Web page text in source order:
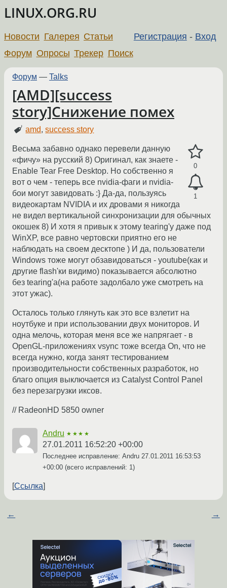
LINUX.ORG.RU
Регистрация - Вход
Новости Галерея Статьи
Форум Опросы Трекер Поиск
Форум — Talks
[AMD][success
story]Снижение помех
amd,success story
0
1
Весьма забавно однако перевели данную
«фичу» на русский 8) Оригинал, как знаете -
Enable Tear Free Desktop. Но собственно я
вот о чем - теперь все nvidia-фаги и nvidia-
бои могут завидовать :} Да-да, пользуясь
видеокартам NVIDIA и их дровами я никогда
не видел вертикальной синхронизации для обычных
окошек 8) И хотя я привык к этому tearing'у даже под
WinXP, все равно чертовски приятно его не
наблюдать на своем десктопе ) И да, пользователи
Windows тоже могут обзавидоваться - youtube(как и
другие flash'ки видимо) показывается абсолютно
без tearing'а(на работе задолбало уже смотреть на
этот ужас).
Осталось только глянуть как это все взлетит на
ноутбуке и при использовании двух мониторов. И
одна мелочь, которая меня все же напрягает - в
OpenGL-приложениях vsync тоже всегда On, что не
всегда нужно, когда занят тестированием
производительности собственных разработок, но
благо опция выключается из Catalyst Control Panel
без перезагрузки иксов.
// RadeonHD 5850 owner
Andru ★★★★
27.01.2011 16:52:20 +00:00
Последнее исправление: Andru 27.01.2011 16:53:53
+00:00 (всего исправлений: 1)
Ссылка
← →